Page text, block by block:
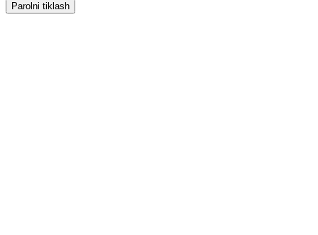
Parolni tiklash